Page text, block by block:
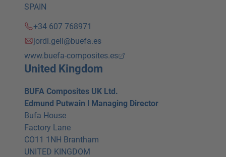
SPAIN
+34 607 768971
jordi.geli@buefa.es
www.buefa-composites.es
United Kingdom
BUFA Composites UK Ltd.
Edmund Putwain l Managing Director
Bufa House
Factory Lane
CO11 1NH Brantham
UNITED KINGDOM